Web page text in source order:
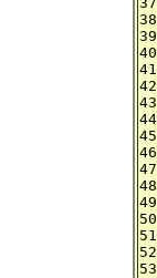
52 	   RiCylinder(1,0,20,360,RI_NULL);
53 	   RiTranslate(0,0,20);